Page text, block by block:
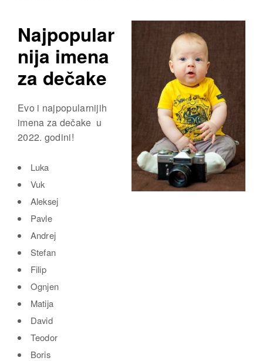
Najpopular
nija imena
za dečake
Evo i najpopularnijih
imena za dečake u
2022. godini!
Luka
Vuk
Aleksej
Pavle
Andrej
Stefan
Filip
Ognjen
Matija
David
Teodor
Boris